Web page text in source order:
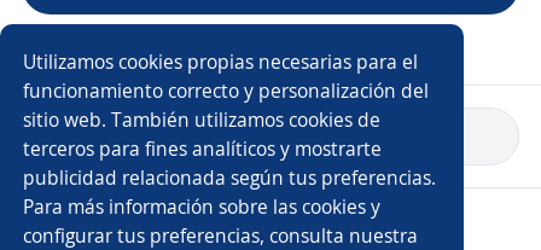
Utilizamos cookies propias necesarias para el
funcionamiento correcto y personalización del
sitio web. También utilizamos cookies de
terceros para fines analíticos y mostrarte
publicidad relacionada según tus preferencias.
Para más información sobre las cookies y
configurar tus preferencias, consulta nuestra
Ver más empresas
Volver a inicio
Copyright 2014 - 2026 DGNET LTD.